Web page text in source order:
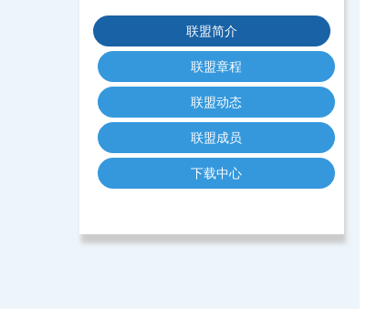
联盟简介
联盟章程
联盟动态
联盟成员
下载中心